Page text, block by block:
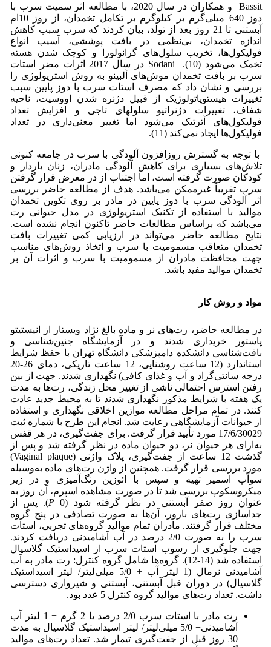
Bassit و همکاران در سال 2020، با مطالعه اثر سمیت سرب با
دوز 640 میلی‌گرم بر کیلوگرم بر تکامل تخمدان، از روز 10ام
آبستنی تا 21 روز بعد از تولد، بیان کردند که سرب سبب کاهش
اندازه تخمدان، بی‌نظمی در بافت پوششی، آسیب انواع
فولیکول‌ها، تخریب سلول‌های گرانولوزا و کوچک شدن هسته
تخمک می‌شود (10). Sodani در سال 2017 اثرات مضر استات
سرب بر بافت تخمدان موش‌های آلبینو به روش استریولوژی را
بررسی و نشان داد که مصرف استات سرب با دوز پایین سبب
تغییرات هیستوپاتولوژیک از قبیل دژنره شدن اووسیت، ناحیه
شفاف، تغییرات دژنراتیو سلول‎های تاجی و افزایش تعداد
فولیکول‌های آترتیک می‌شود اما تغییر معنی‌داری در تعداد
فولیکول‌ها ایجاد نمی‌کند (11).
با توجه به گسترش روزافزون آلودگی با سرب در جامعه کنونی
تلاش‌های بسیاری برای کاهش آلودگی مادران، زنان باردار و
کودکان صورت گرفته است، اما اجتناب از در معرض قرار گرفتن
سرب تقریباً غیرممکن می‌باشد. هدف از مطالعه حاضر بررسی
اثر آلودگی سرب با دوز پایین در مادر بر روی تکوین تخمدان
موالید با استفاده از تکنیک استریولوژی در مدل حیوانی رت
می‌باشد که براساس مطالعات حاضر تاکنون انجام نشده است.
نتایج مطالعه حاضر می‌تواند در ارزیابی کمی تغییرات بافت
تخمدان متعاقب مسمومیت با سرب و اتخاذ روش‌های مناسب
جهت محافظت مادران از مسمومیت با سرب و اثرات آن بر
تخمدان موالید مفید باشد.
مواد و روش کار
در مطالعه حاضر، رت‌های نر و ماده بالغ نژاد ویستار از انیستیتو
پاستور خریداری شدند و در آزمایشگاه جنین‌شناسی و
بافت‌شناسی دانشکده دامپزشکی دانشگاه تهران با حفظ شرایط
استاندارد (12 ساعت روشنایی، 12 ساعت تاریکی، دمای 26-20
درجه سانتی‌گراد و آب و غذای کافی) نگهداری شدند. جهت از بین
رفتن استرس احتمالی ناشی از تغییر محل زندگی، رت‌ها به مدت
یک هفته با شرایط مذکور نگهداری شدند تا به محیط جدید عادت
کنند. در تمام مراحل مطالعه موازین اخلاقی نگهداری و استفاده
از حیوانات آزمایشگاهی رعایت شد. انجام این طرح با شماره ثبت
17/6/30029 مورد تأیید قرار گرفت. برای جفت‌گیری، در هر قفس
به‌ازای هر حیوان نر، دو حیوان ماده در نظر گرفته شد و پس از
گذشت 12 ساعت از جفت‌گیری، پلاک واژنی (Vaginal plaque)
مورد بررسی قرار گرفت. همچنین از واژن رت‌های ماده به‌وسیله
سوآپ اسمیر تهیه و سپس با ائوزین رنگ‌آمیزی و در زیر
میکروسکوپ بررسی شد تا در صورت مشاهده اسپرم، آن روز به
عنوان روز صفر آبستنی در نظر گرفته شود (0=
P). پس از
جداسازی رت‌های بارور، آن‌ها به صورت تصادفی در پنج گروه
مختلف قرار گرفتند. مادران تمام موالید گروه‌های تجربی، استات
سرب را به صورت 2/0 درصد در آب آشامیدنی دریافت کردند.
جهت جلوگیری از رسوب استات سرب از اسیداستیک گلاسیال
استفاده شد (14-12). گروه‌ها شامل گروه کنترل: رت مادر به آب
آشامیدنی نرمال (1 لیتر آب + 5/0 میلی‌لیتر/ لیتر اسیداستیک
گلاسیال) در دوران قبل آبستنی، آبستنی و شیرواری دسترسی
داشت. تعداد رت‌های موالید گروه کنترل 5 عدد بود.
رت مادر با استات سرب 2/0 درصد یا 2 گرم + 1 لیتر آب
آشامیدنی+ 5/0 میلی‌لیتر/ لیتر اسیداستیک گلاسیال به مدت
30 روز قبل از جفت‌گیری تیمار شد. تعداد رت‌های موالید